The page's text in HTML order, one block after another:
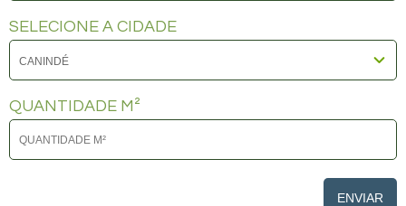
SELECIONE A CIDADE
QUANTIDADE M²
ENVIAR